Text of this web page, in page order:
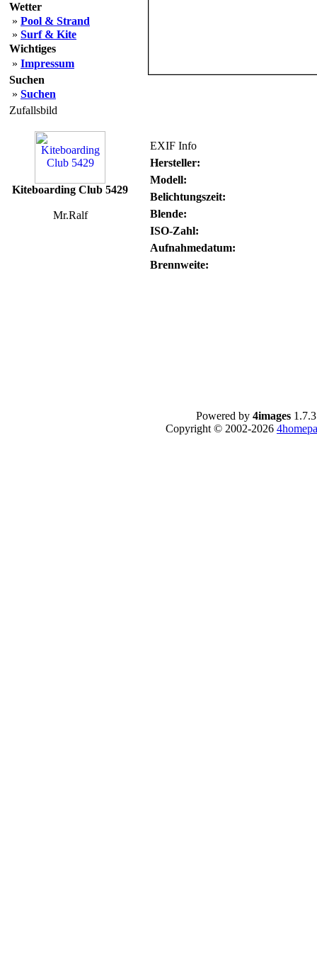
Wetter
» Pool & Strand
» Surf & Kite
Wichtiges
» Impressum
Suchen
» Suchen
Zufallsbild
Kiteboarding Club 5429
Mr.Ralf
EXIF Info
Hersteller:
Modell:
Belichtungszeit:
Blende:
ISO-Zahl:
Aufnahmedatum:
Brennweite:
Powered by 4images1.7.3
Copyright © 2002-2026